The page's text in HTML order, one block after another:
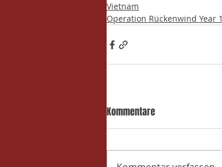
Vietnam
Operation Rückenwind Year 1
Kommentare